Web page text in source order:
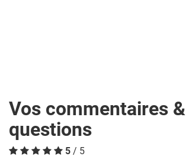
Vos commentaires &
questions
5 / 5